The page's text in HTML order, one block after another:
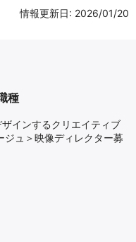
情報更新日: 2026/01/20
種
インするクリエイティブ
ジュ＞映像ディレクター募